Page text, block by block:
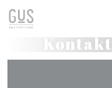
Panel pro správu cookies